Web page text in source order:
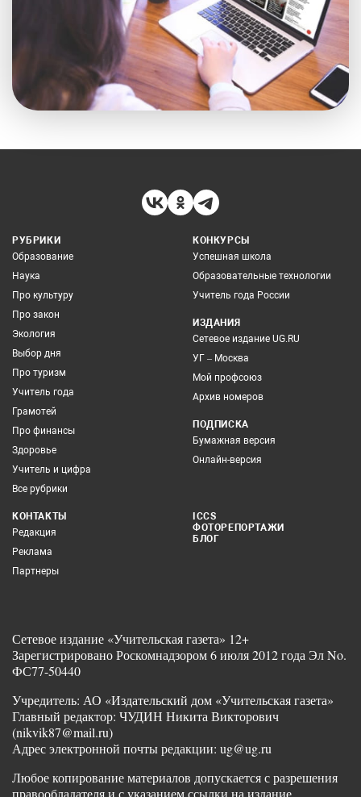
РУБРИКИ
Образование
Наука
Про культуру
Про закон
Экология
Выбор дня
Про туризм
Учитель года
Грамотей
Про финансы
Здоровье
Учитель и цифра
Все рубрики
КОНКУРСЫ
Успешная школа
Образовательные технологии
Учитель года России
ИЗДАНИЯ
Сетевое издание UG.RU
УГ – Москва
Мой профсоюз
Архив номеров
ПОДПИСКА
Бумажная версия
Онлайн-версия
КОНТАКТЫ
Редакция
Реклама
Партнеры
ICCS
ФОТОРЕПОРТАЖИ
БЛОГ
Сетевое издание «Учительская газета» 12+
Зарегистрировано Роскомнадзором 6 июля 2012 года Эл No.
ФС77-50440
Учредитель: АО «Издательский дом «Учительская газета»
Главный редактор: ЧУДИН Никита Викторович
(nikvik87@mail.ru)
Адрес электронной почты редакции: ug@ug.ru
Любое копирование материалов допускается с разрешения